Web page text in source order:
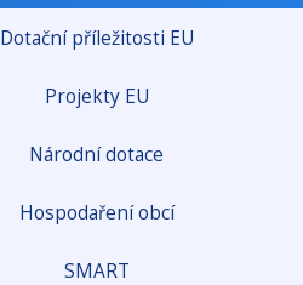
Dotační příležitosti EU
Projekty EU
Národní dotace
Hospodaření obcí
SMART